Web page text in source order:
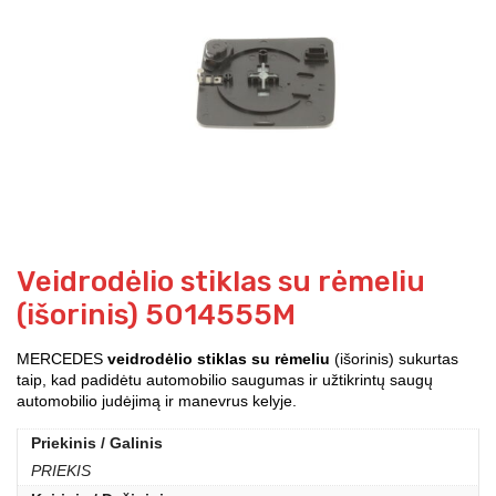
Veidrodėlio stiklas su rėmeliu
(išorinis) 5014555M
MERCEDES veidrodėlio stiklas su rėmeliu (išorinis) sukurtas
taip, kad padidėtu automobilio saugumas ir užtikrintų saugų
automobilio judėjimą ir manevrus kelyje.
Priekinis / Galinis
PRIEKIS